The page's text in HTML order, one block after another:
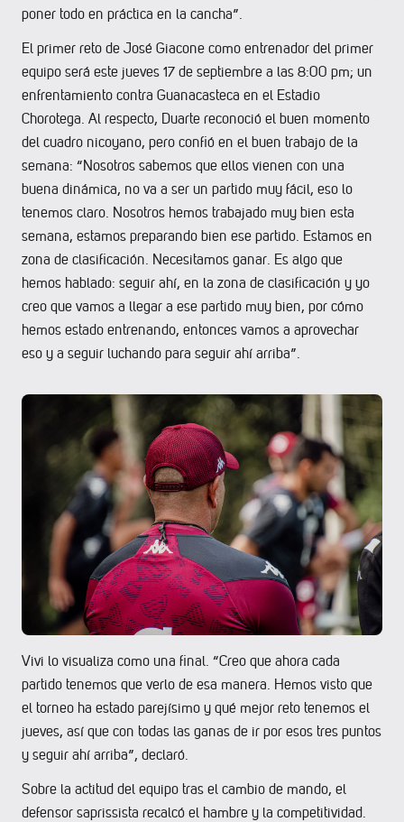
poner todo en práctica en la cancha”.
El primer reto de José Giacone como entrenador del primer
equipo será este jueves 17 de septiembre a las 8:00 pm; un
enfrentamiento contra Guanacasteca en el Estadio
Chorotega. Al respecto, Duarte reconoció el buen momento
del cuadro nicoyano, pero confió en el buen trabajo de la
semana: “Nosotros sabemos que ellos vienen con una
buena dinámica, no va a ser un partido muy fácil, eso lo
tenemos claro. Nosotros hemos trabajado muy bien esta
semana, estamos preparando bien ese partido. Estamos en
zona de clasificación. Necesitamos ganar. Es algo que
hemos hablado: seguir ahí, en la zona de clasificación y yo
creo que vamos a llegar a ese partido muy bien, por cómo
hemos estado entrenando, entonces vamos a aprovechar
eso y a seguir luchando para seguir ahí arriba”.
Vivi lo visualiza como una final. “Creo que ahora cada
partido tenemos que verlo de esa manera. Hemos visto que
el torneo ha estado parejísimo y qué mejor reto tenemos el
jueves, así que con todas las ganas de ir por esos tres puntos
y seguir ahí arriba”, declaró.
Sobre la actitud del equipo tras el cambio de mando, el
defensor saprissista recalcó el hambre y la competitividad.